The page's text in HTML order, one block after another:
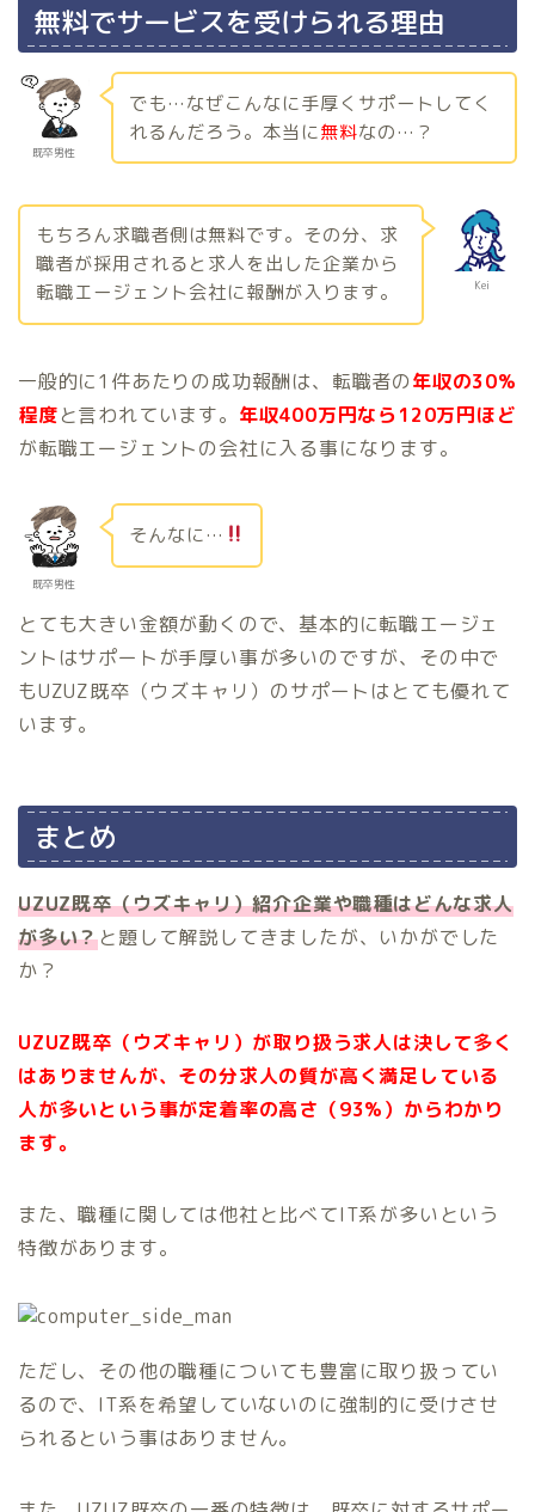
無料でサービスを受けられる理由
既卒男性
でも…なぜこんなに手厚くサポートしてく
れるんだろう。本当に無料なの…？
Kei
もちろん求職者側は無料です。その分、求
職者が採用されると求人を出した企業から
転職エージェント会社に報酬が入ります。
一般的に1件あたりの成功報酬は、転職者の年収の30%
程度と言われています。 年収400万円なら120万円ほど
が転職エージェントの会社に入る事になります。
既卒男性
そんなに…
とても大きい金額が動くので、基本的に転職エージェ
ントはサポートが手厚い事が多いのですが、その中で
もUZUZ既卒（ウズキャリ）のサポートはとても優れて
います。
まとめ
UZUZ既卒（ウズキャリ）紹介企業や職種はどんな求人
が多い？と題して解説してきましたが、いかがでした
か？
UZUZ既卒（ウズキャリ）が取り扱う求人は決して多く
はありませんが、その分求人の質が高く満足している
人が多いという事が定着率の高さ（93%）からわかり
ます。
また、職種に関しては他社と比べてIT系が多いという
特徴があります。
ただし、その他の職種についても豊富に取り扱ってい
るので、IT系を希望していないのに強制的に受けさせ
られるという事はありません。